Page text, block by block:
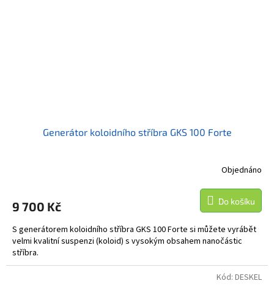
Generátor koloidního stříbra GKS 100 Forte
Objednáno
9 700 Kč Do košíku
S generátorem koloidního stříbra GKS 100 Forte si můžete vyrábět
velmi kvalitní suspenzi (koloid) s vysokým obsahem nanočástic
stříbra.
Kód: DESKEL